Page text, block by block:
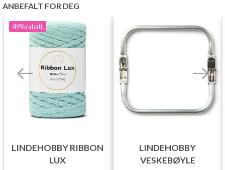
ANBEFALT FOR DEG
49%rabatt
LINDEHOBBY RIBBON
LUX
LINDEHOBBY
VESKEBØYLE